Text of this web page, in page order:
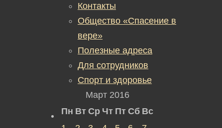
Контакты
Общество «Спасение в
вере»
Полезные адреса
Для сотрудников
Спорт и здоровье
Март 2016
Пн Вт Ср Чт Пт Сб Вс